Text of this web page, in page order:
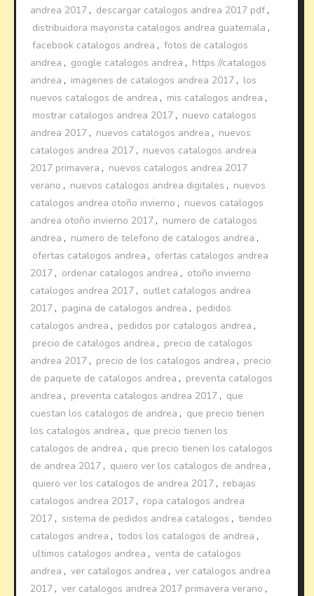
andrea 2017 , descargar catalogos andrea 2017 pdf ,
distribuidora mayorista catalogos andrea guatemala ,
facebook catalogos andrea , fotos de catalogos
andrea , google catalogos andrea , https //catalogos
andrea , imagenes de catalogos andrea 2017 , los
nuevos catalogos de andrea , mis catalogos andrea ,
mostrar catalogos andrea 2017 , nuevo catalogos
andrea 2017 , nuevos catalogos andrea , nuevos
catalogos andrea 2017 , nuevos catalogos andrea
2017 primavera , nuevos catalogos andrea 2017
verano , nuevos catalogos andrea digitales , nuevos
catalogos andrea otoño invierno , nuevos catalogos
andrea otoño invierno 2017 , numero de catalogos
andrea , numero de telefono de catalogos andrea ,
ofertas catalogos andrea , ofertas catalogos andrea
2017 , ordenar catalogos andrea , otoño invierno
catalogos andrea 2017 , outlet catalogos andrea
2017 , pagina de catalogos andrea , pedidos
catalogos andrea , pedidos por catalogos andrea ,
precio de catalogos andrea , precio de catalogos
andrea 2017 , precio de los catalogos andrea , precio
de paquete de catalogos andrea , preventa catalogos
andrea , preventa catalogos andrea 2017 , que
cuestan los catalogos de andrea , que precio tienen
los catalogos andrea , que precio tienen los
catalogos de andrea , que precio tienen los catalogos
de andrea 2017 , quiero ver los catalogos de andrea ,
quiero ver los catalogos de andrea 2017 , rebajas
catalogos andrea 2017 , ropa catalogos andrea
2017 , sistema de pedidos andrea catalogos , tiendeo
catalogos andrea , todos los catalogos de andrea ,
ultimos catalogos andrea , venta de catalogos
andrea , ver catalogos andrea , ver catalogos andrea
2017 , ver catalogos andrea 2017 primavera verano ,